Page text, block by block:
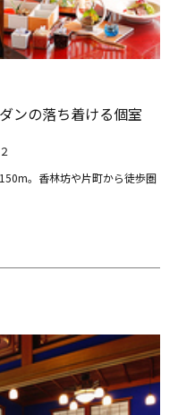
ンの落ち着ける個室
。香林坊や片町から徒歩圏